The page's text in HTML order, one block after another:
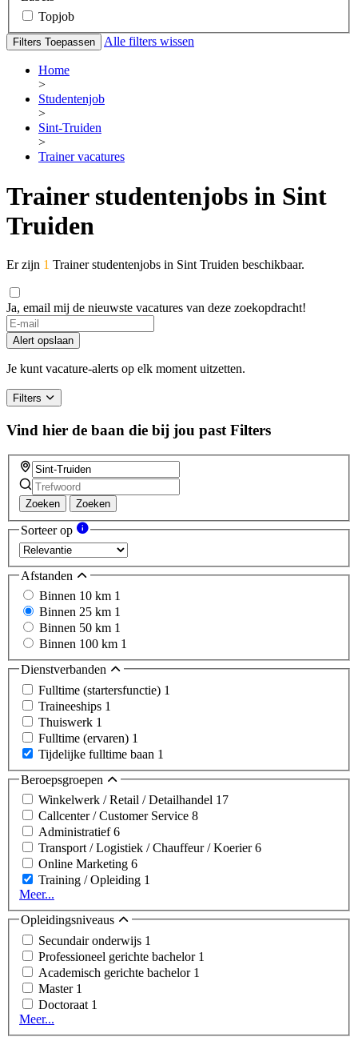
Topjob
Filters Toepassen Alle filters wissen
Home
>
Studentenjob
>
Sint-Truiden
>
Trainer vacatures
Trainer studentenjobs in Sint
Truiden
Er zijn 1 Trainer studentenjobs in Sint Truiden beschikbaar.
Ja, email mij de nieuwste vacatures van deze zoekopdracht!
Alert opslaan
Je kunt vacature-alerts op elk moment uitzetten.
Filters
Vind hier de baan die bij jou past Filters
Zoeken Zoeken
Sorteer op
Afstanden
Binnen 10 km 1
Binnen 25 km 1
Binnen 50 km 1
Binnen 100 km 1
Dienstverbanden
Fulltime (startersfunctie) 1
Traineeships 1
Thuiswerk 1
Fulltime (ervaren) 1
Tijdelijke fulltime baan 1
Beroepsgroepen
Winkelwerk / Retail / Detailhandel 17
Callcenter / Customer Service 8
Administratief6
Transport / Logistiek / Chauffeur / Koerier6
Online Marketing 6
Training / Opleiding 1
Meer...
Opleidingsniveaus
Secundair onderwijs 1
Professioneel gerichte bachelor 1
Academisch gerichte bachelor 1
Master 1
Doctoraat 1
Meer...